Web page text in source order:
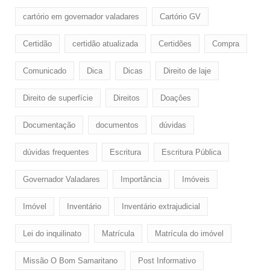
cartório em governador valadares Cartório GV
Certidão certidão atualizada Certidões Compra
Comunicado Dica Dicas Direito de laje
Direito de superfície Direitos Doaçôes
Documentação documentos dúvidas
dúvidas frequentes Escritura Escritura Pública
Governador Valadares Importância Imóveis
Imóvel Inventário Inventário extrajudicial
Lei do inquilinato Matrícula Matrícula do imóvel
Missão O Bom Samaritano Post Informativo